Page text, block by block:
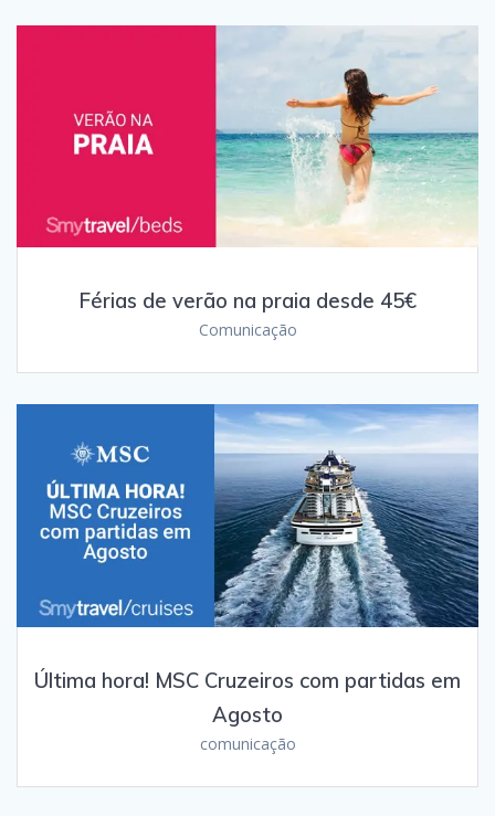
Férias de verão na praia desde 45€
Comunicação
Última hora! MSC Cruzeiros com partidas em
Agosto
comunicação